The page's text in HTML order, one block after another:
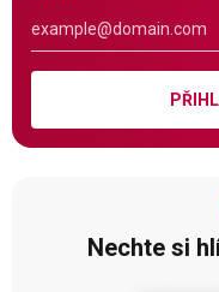
Nechte si